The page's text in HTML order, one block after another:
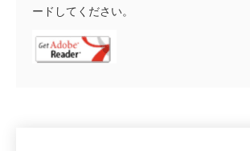
ードしてください。